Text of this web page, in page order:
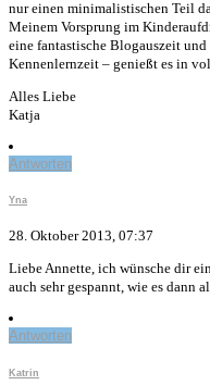
nur einen minimalistischen Teil
Meinem Vorsprung im
eine fantastische Blogauszeit
Kennenlernzeit – genießt es in
Alles Liebe
Katja
Antworten
Yna
28. Oktober 2013, 07:37
Liebe Annette, ich wünsche dir
auch sehr gespannt, wie es dann
Antworten
Katrin